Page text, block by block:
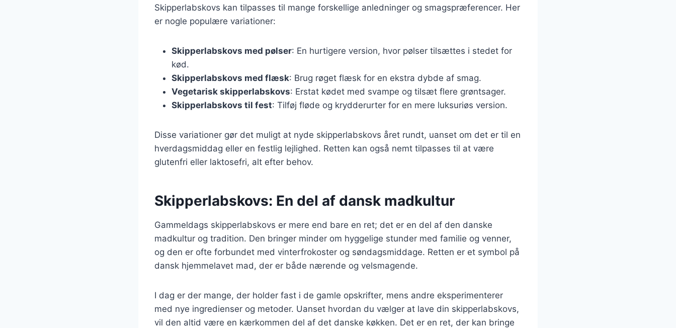
Skipperlabskovs kan tilpasses til mange forskellige anledninger og smagspræferencer. Her
er nogle populære variationer:
Skipperlabskovs med pølser: En hurtigere version, hvor pølser tilsættes i stedet for
kød.
Skipperlabskovs med flæsk: Brug røget flæsk for en ekstra dybde af smag.
Vegetarisk skipperlabskovs: Erstat kødet med svampe og tilsæt flere grøntsager.
Skipperlabskovs til fest: Tilføj fløde og krydderurter for en mere luksuriøs version.
Disse variationer gør det muligt at nyde skipperlabskovs året rundt, uanset om det er til en
hverdagsmiddag eller en festlig lejlighed. Retten kan også nemt tilpasses til at være
glutenfri eller laktosefri, alt efter behov.
Skipperlabskovs: En del af dansk madkultur
Gammeldags skipperlabskovs er mere end bare en ret; det er en del af den danske
madkultur og tradition. Den bringer minder om hyggelige stunder med familie og venner,
og den er ofte forbundet med vinterfrokoster og søndagsmiddage. Retten er et symbol på
dansk hjemmelavet mad, der er både nærende og velsmagende.
I dag er der mange, der holder fast i de gamle opskrifter, mens andre eksperimenterer
med nye ingredienser og metoder. Uanset hvordan du vælger at lave din skipperlabskovs,
vil den altid være en kærkommen del af det danske køkken. Det er en ret, der kan bringe